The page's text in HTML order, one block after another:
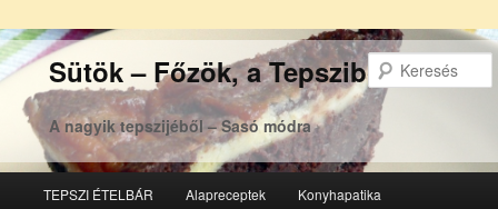
Sütök – Főzök, a Tepsziből
A nagyik tepszijéből – Sasó módra
Tovább
Tovább
TEPSZI ÉTELBÁR Alapreceptek Konyhapatika